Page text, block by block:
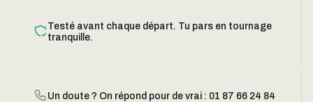
Testé avant chaque départ. Tu pars en tournage
tranquille.
Un doute ? On répond pour de vrai : 01 87 66 24 84